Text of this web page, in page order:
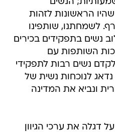
הראשונות לזהות
לשמחתנו, שותפינו
נשים בתפקידים בכירים
השותפות עם
נשים רבות לתפקידי
נדאג לנוכחות נשית של
ונביא את המדינה
דגלה את ערכי הגיוון